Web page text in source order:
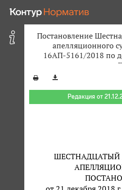
Постановление
апелляционного
16АП-5161/2018 по
Редакция от